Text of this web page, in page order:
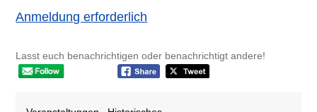
Anmeldung erforderlich
Lasst euch benachrichtigen oder benachrichtigt andere!